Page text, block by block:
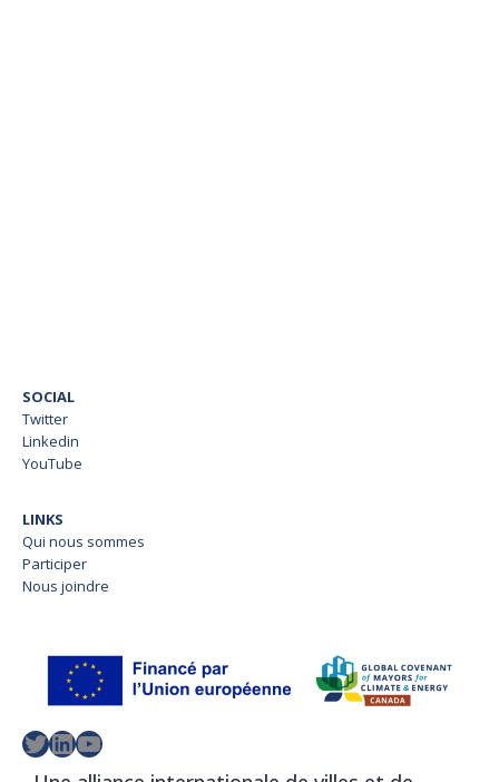
SOCIAL
Twitter
Linkedin
YouTube
LINKS
Qui nous sommes
Participer
Nous joindre
Twitter LinkedIn YouTube